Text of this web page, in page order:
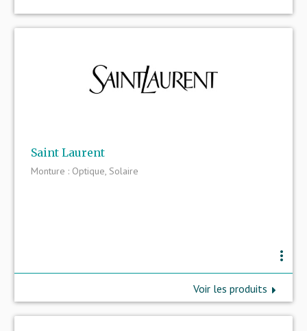
Saint Laurent
Monture : Optique, Solaire
more_vert
Voir les produits